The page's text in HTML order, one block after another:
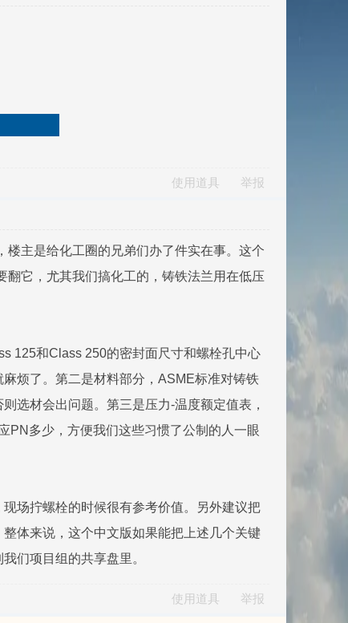
使用道具 举报
主是给化工圈的兄弟们办了件实在事。这个
它，尤其我们搞化工的，铸铁法兰用在低压
125和Class 250的密封面尺寸和螺栓孔中心
烦了。第二是材料部分，ASME标准对铸铁
选材会出问题。第三是压力-温度额定值表，
PN多少，方便我们这些习惯了公制的人一眼
场拧螺栓的时候很有参考价值。另外建议把
体来说，这个中文版如果能把上述几个关键
们项目组的共享盘里。
使用道具 举报